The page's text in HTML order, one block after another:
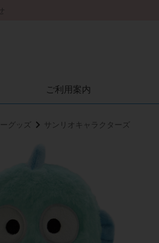
ご利用案内
グッズ サンリオキャラクターズ